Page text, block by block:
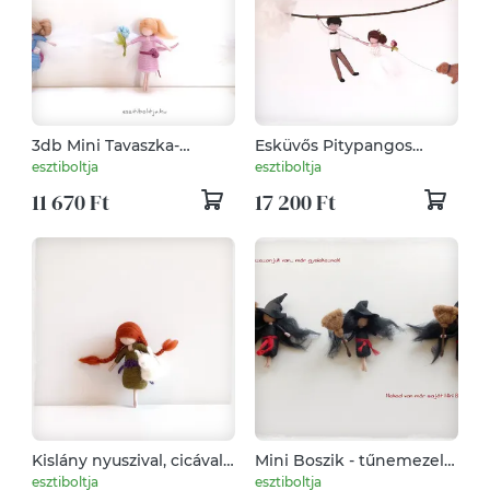
3db Mini Tavaszka-
tűnemezelt baba, dísz,
esztiboltja
11 670 Ft
Esküvős Pitypangos
függők kisállattal -
egyedi rendelésre
készülnek
esztiboltja
17 200 Ft
Kislány nyuszival, cicával -
tűnemezelt dísz, függő
esztiboltja
Mini Boszik - tűnemezelt
baba, dísz, függö
esztiboltja